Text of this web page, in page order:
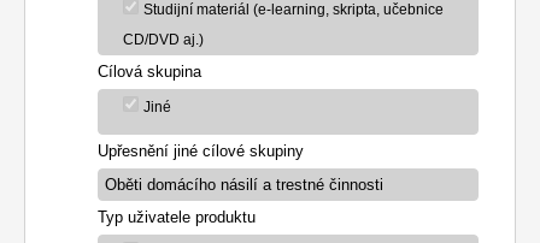
Studijní materiál (e-learning, skripta, učebnice
CD/DVD aj.)
Cílová skupina
Jiné
Upřesnění jiné cílové skupiny
Typ uživatele produktu